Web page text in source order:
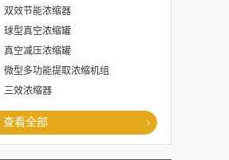
双效节能浓缩器
球型真空浓缩罐
真空减压浓缩罐
微型多功能提取浓缩机组
三效浓缩器
查看全部